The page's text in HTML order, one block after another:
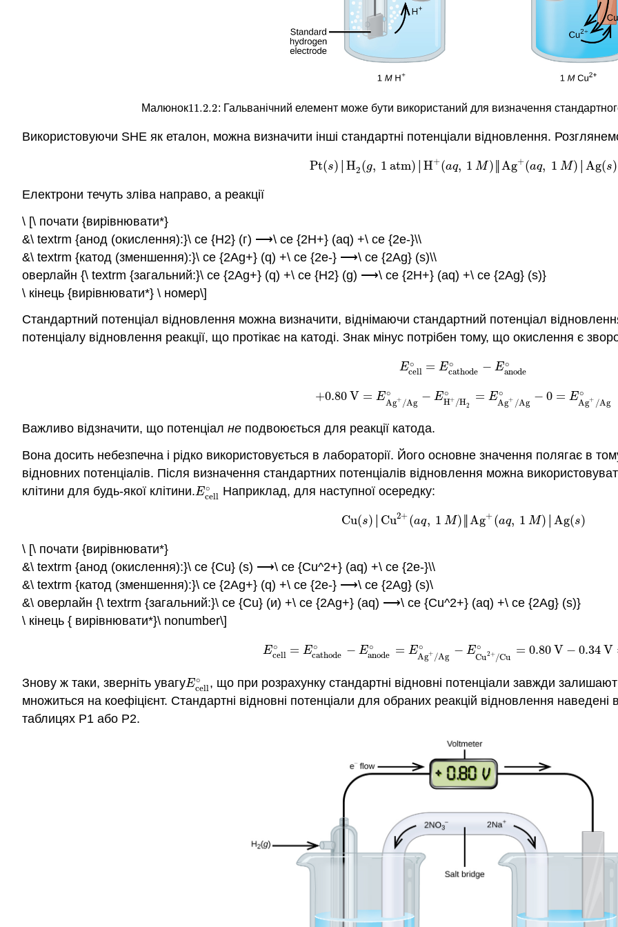
Малюнок11.2.2
11.2.2: Гальванічний елемент може бути використаний для визначення
Використовуючи SHE як еталон, можна визначити інші стандартні потенціали відновлення.
Pt(s) H2 (g, 1 atm) H+(aq, 1 M) Ag+(aq, 1 M) Ag(s)
Pt s)│H2 g ,1atm │H+(aq ,1 M)║ Ag+(aq,1 M )│Ag(s)
Електрони течуть зліва направо, а реакції
\ [\ почати {вирівнювати*}
&\ textrm {анод (окислення):}\ ce {H2} (г) ⟶\ ce {2H+} (aq) +\ ce {2e-}\\
&\ textrm {катод (зменшення):}\ ce {2Ag+} (q) +\ ce {2e-} ⟶\ ce {2Ag} (s)\\
оверлайн {\ textrm {загальний:}\ ce {2Ag+} (q) +\ ce {H2} (g) ⟶\ ce {2H+} (aq) +\ ce {2Ag} (s)}
\ кінець {вирівнювати*} \ номер\]
Стандартний потенціал відновлення можна визначити, віднімаючи стандартний потенціал
потенціалу відновлення реакції, що протікає на катоді. Знак мінус потрібен тому, що окислення є
E∘
cell = E∘
cathode − E∘
anode
Ecell ∘=Ecathode ∘−Eanode
+0.80V = E∘
Ag+ /Ag − E∘
H+ /H2
= E∘
Ag+ /Ag − 0 = E∘
Ag+ /Ag
+0.80 V= EAg+ /Ag −EH+/ H2 ∘= EAg+/Ag∘ −0= EAg+ / Ag
Важливо відзначити, що потенціал не подвоюється для реакції катода.
Вона досить небезпечна і рідко використовується в лабораторії. Його основне значення полягає в
відновних потенціалів. Після визначення стандартних потенціалів відновлення можна
клітини для будь-якої клітини.E∘
cell
Ecell ∘
Наприклад, для наступної осередку:
Cu(s) Cu2+(aq, 1 M) Ag+(aq, 1 M) Ag(s)
Cu(s )│Cu2+(a q, 1M) ║Ag+(aq, 1M)│Ag(s)
\ [\ почати {вирівнювати*}
&\ textrm {анод (окислення):}\ ce {Cu} (s) ⟶\ ce {Cu^2+} (aq) +\ ce {2e-}\\
&\ textrm {катод (зменшення):}\ ce {2Ag+} (q) +\ ce {2e-} ⟶\ ce {2Ag} (s)\
&\ оверлайн {\ textrm {загальний:}\ ce {Cu} (и) +\ ce {2Ag+} (aq) ⟶\ ce {Cu^2+} (aq) +\ ce {2Ag} (s)}
\ кінець { вирівнювати*}\ nonumber\]
E∘
cell = E∘
cathode − E∘
anode = E∘
Ag+ /Ag − E∘
Cu2+ /Cu = 0.80V − 0.34V
Ecell ∘=Ecathode ∘−Eanode∘=E Ag +/ Ag∘−ECu2 +/Cu ∘=0.80V−
Знову ж таки, зверніть увагуE∘
cell
Ecell ∘
, що при розрахунку стандартні відновні потенціали завжди
множиться на коефіцієнт. Стандартні відновні потенціали для обраних реакцій відновлення наведені
таблицях P1 або P2.